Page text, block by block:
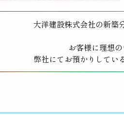
大洋建設株式会社の新築
お客様に理想
弊社にてお預かりしてい